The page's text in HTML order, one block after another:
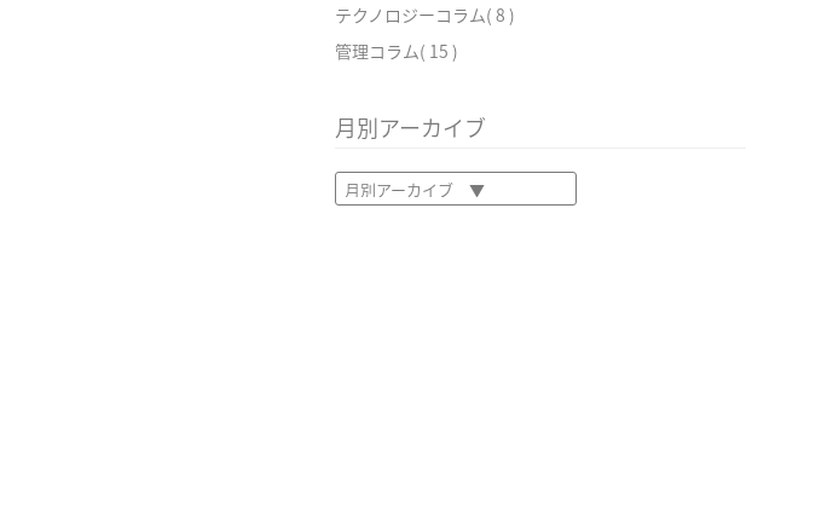
テクノロジーコラム( 8 )
管理コラム( 15 )
月別アーカイブ